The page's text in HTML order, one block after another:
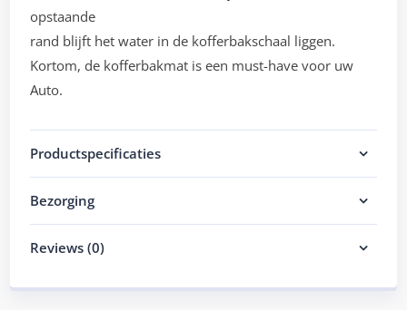
opstaande
rand blijft het water in de kofferbakschaal liggen.
Kortom, de kofferbakmat is een must-have voor uw
Auto.
Productspecificaties
Bezorging
Reviews (0)